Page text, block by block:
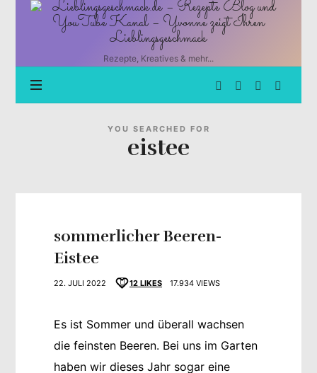
Lieblingsgeschmack.de
Rezepte
und
YouTube
Kanal
Rezepte, Kreatives & mehr...
YOU SEARCHED FOR
eistee
sommerlicher Beeren-
Eistee
22. JULI 2022 12 LIKES 17.934 VIEWS
Es ist Sommer und überall wachsen
die feinsten Beeren. Bei uns im Garten
haben wir dieses Jahr sogar eine